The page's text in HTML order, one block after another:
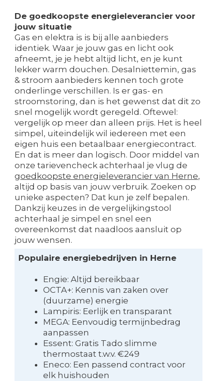
De goedkoopste energieleverancier voor
jouw situatie
Gas en elektra is is bij alle aanbieders
identiek. Waar je jouw gas en licht ook
afneemt, je je hebt altijd licht, en je kunt
lekker warm douchen. Desalniettemin, gas
& stroom aanbieders kennen toch grote
onderlinge verschillen. Is er gas- en
stroomstoring, dan is het gewenst dat dit zo
snel mogelijk wordt geregeld. Oftewel:
vergelijk op meer dan alleen prijs. Het is heel
simpel, uiteindelijk wil iedereen met een
eigen huis een betaalbaar energiecontract.
En dat is meer dan logisch. Door middel van
onze tarievencheck achterhaal je vlug de
goedkoopste energieleverancier van Herne,
altijd op basis van jouw verbruik. Zoeken op
unieke aspecten? Dat kun je zelf bepalen.
Dankzij keuzes in de vergelijkingstool
achterhaal je simpel en snel een
overeenkomst dat naadloos aansluit op
jouw wensen.
Populaire energiebedrijven in Herne
Engie: Altijd bereikbaar
OCTA+: Kennis van zaken over
(duurzame) energie
Lampiris: Eerlijk en transparant
MEGA: Eenvoudig termijnbedrag
aanpassen
Essent: Gratis Tado slimme
thermostaat t.w.v. €249
Eneco: Een passend contract voor
elk huishouden